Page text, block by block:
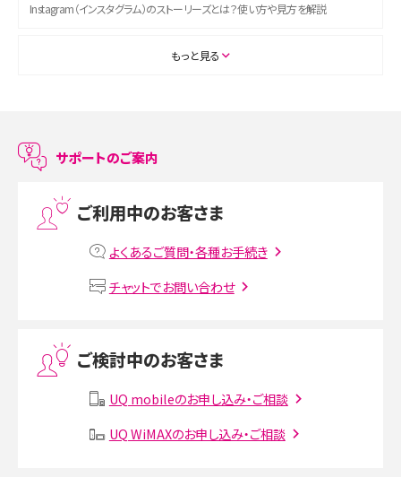
Instagram（インスタグラム）のストーリーズとは？使い方や見方を解説
ASMRとは？初心者向けの代表ジャンルや楽しみ方を解説
LINEで友だちを削除する方法は？方法ごとの影響や復活・復元する方法も解説
MNOとは？MVNOやMVNEとの違いやメリット・デメリットを解説
VPN接続とは？仕組みや必要性、メリット・デメリット、接続方法を解説
Instagram（インスタグラム）でスクショするとバレる？バレるケースや撮り方も解
SMSとは？料金やできること、注意点や届かない時の対処法を解説
もっと見る
サポートのご案内
ご利用中のお客さま
よくあるご質問・各種お手続き
チャットでお問い合わせ
ご検討中のお客さま
UQ mobileのお申し込み・ご相談
UQ WiMAXのお申し込み・ご相談